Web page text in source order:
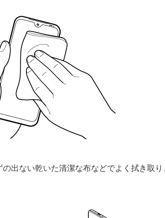
出ない乾いた清潔な布などでよく拭き取り